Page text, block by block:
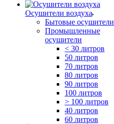
Осушители воздуха
Бытовые осушители
Промышленные
осушители
< 30 литров
50 литров
70 литров
80 литров
90 литров
100 литров
> 100 литров
40 литров
60 литров